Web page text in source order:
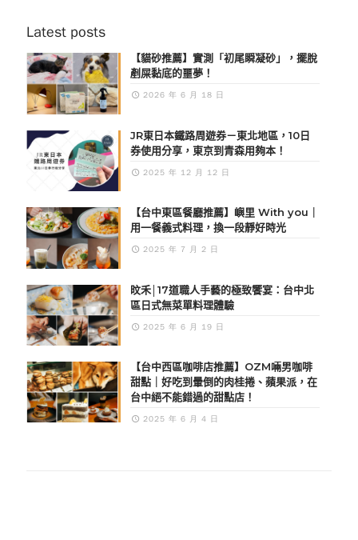
Latest posts
【貓砂推薦】實測「初尾瞬凝砂」，擺脫
剷屎黏底的噩夢！
2026 年 6 月 18 日
JR東日本鐵路周遊券－東北地區，10日
券使用分享，東京到青森用夠本！
2025 年 12 月 12 日
【台中東區餐廳推薦】嶼里 With you｜
用一餐義式料理，換一段靜好時光
2025 年 7 月 2 日
旼禾│17道職人手藝的極致饗宴：台中北
區日式無菜單料理體驗
2025 年 6 月 19 日
【台中西區咖啡店推薦】OZM啢男咖啡
甜點｜好吃到暈倒的肉桂捲、蘋果派，在
台中絕不能錯過的甜點店！
2025 年 6 月 4 日